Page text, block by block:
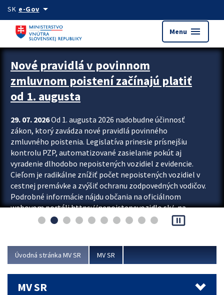
Preskocit na hlavný obsah
SK e-Govarrow_drop_down
Menu menu
Zastavit automatický posun upútavok
Nové pravidlá v povinnom
zmluvnom poistení začínajú platiť
od 1. augusta
29. 07. 2026Od 1. augusta 2026 nadobudne účinnosť
zákon, ktorý zavádza nové pravidlá povinného
zmluvného poistenia. Legislatíva prinesie prísnejšiu
kontrolu PZP, automatizované zasielanie pokút aj
vyradenie dlhodobo nepoistených vozidiel z evidencie.
Cieľom je radikálne znížiť počet nepoistených vozidiel v
cestnej premávke a zvýšiť ochranu zodpovedných vodičov.
Podrobné informácie nájdu občania na oficiálnom
webovom portáli https://nepoistenevozidlo.sk/, na
ktorom od augusta pribudne aj možnosť overiť si...
pause_presentation
Úvodná stránka MV SR MV SR
MV SR